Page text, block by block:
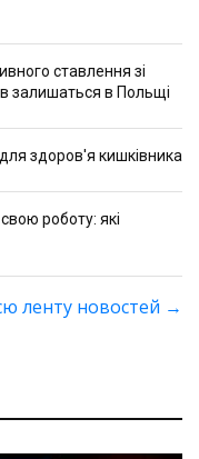
ставлення зі
залишаться в Польщі
здоров'я кишківника
роботу: які
ленту новостей →